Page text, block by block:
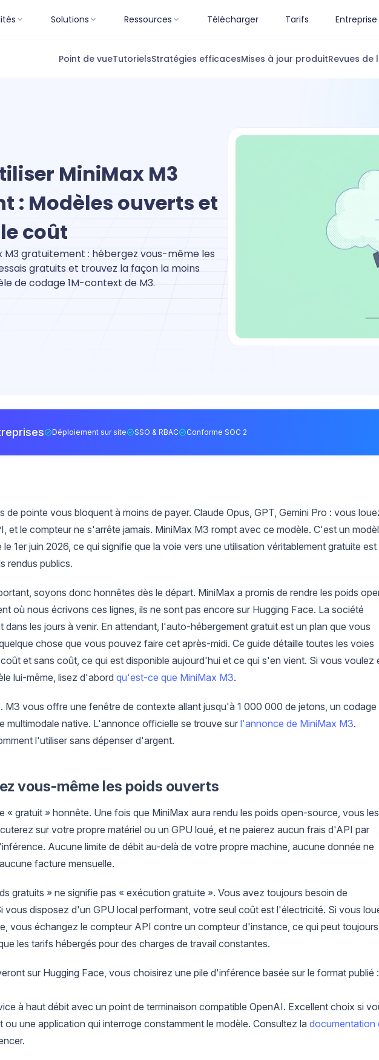
Solutions Ressources Télécharger Tarifs Entreprise
Point de vueTutorielsStratégies efficacesMises à jour produitRevues de
MiniMax M3
: Modèles ouverts et
coût
M3 gratuitement : hébergez vous-même les
gratuits et trouvez la façon la moins
de codage 1M-context de M3.
Déploiement sur site SSO & RBAC Conforme SOC 2
de pointe vous bloquent à moins de payer. Claude Opus, GPT, Gemini Pro : vous
et le compteur ne s'arrête jamais. MiniMax M3 rompt avec ce modèle. C'est un
1er juin 2026, ce qui signifie que la voie vers une utilisation véritablement gratuite est
rendus publics.
soyons donc honnêtes dès le départ. MiniMax a promis de rendre les poids
où nous écrivons ces lignes, ils ne sont pas encore sur Hugging Face. La société
dans les jours à venir. En attendant, l'auto-hébergement gratuit est un plan que vous
chose que vous pouvez faire cet après-midi. Ce guide détaille toutes les voies
et sans coût, ce qui est disponible aujourd'hui et ce qui s'en vient. Si vous voulez
lui-même, lisez d'abord qu'est-ce que MiniMax M3.
M3 vous offre une fenêtre de contexte allant jusqu'à 1 000 000 de jetons, un codage
multimodale native. L'annonce officielle se trouve sur l'annonce de MiniMax M3.
l'utiliser sans dépenser d'argent.
vous-même les poids ouverts
« gratuit » honnête. Une fois que MiniMax aura rendu les poids open-source, vous les
sur votre propre matériel ou un GPU loué, et ne paierez aucun frais d'API par
Aucune limite de débit au-delà de votre propre machine, aucune donnée ne
facture mensuelle.
gratuits » ne signifie pas « exécution gratuite ». Vous avez toujours besoin de
vous disposez d'un GPU local performant, votre seul coût est l'électricité. Si vous
vous échangez le compteur API contre un compteur d'instance, ce qui peut toujours
les tarifs hébergés pour des charges de travail constantes.
sur Hugging Face, vous choisirez une pile d'inférence basée sur le format publié :
à haut débit avec un point de terminaison compatible OpenAI. Excellent choix si
ou une application qui interroge constamment le modèle. Consultez la documentation